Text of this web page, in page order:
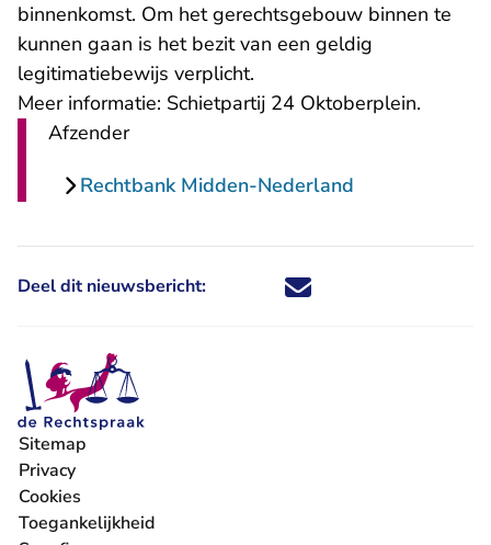
binnenkomst. Om het gerechtsgebouw binnen te
kunnen gaan is het bezit van een geldig
legitimatiebewijs verplicht.
Meer informatie: Schietpartij 24 Oktoberplein.
Afzender
Rechtbank Midden-Nederland
Deel dit nieuwsbericht: Deel dit nieuwsbericht via X -
Deel dit nieuwsbericht via
Deel dit nieuwsbericht
Deel dit
Sitemap
Privacy
Cookies
Toegankelijkheid